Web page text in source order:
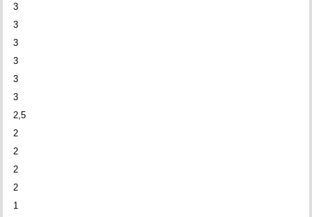
3
3
3
3
3
3
2,5
2
2
2
2
1